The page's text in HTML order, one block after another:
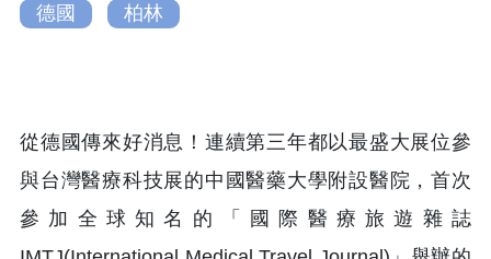
德國 柏林
從德國傳來好消息！連續第三年都以最盛大展位參
與台灣醫療科技展的中國醫藥大學附設醫院，首次
參加全球知名的「國際醫療旅遊雜誌